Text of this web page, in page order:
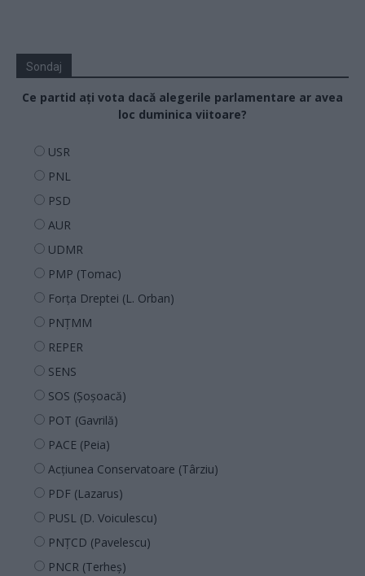
Sondaj
Ce partid ați vota dacă alegerile parlamentare ar avea
loc duminica viitoare?
USR
PNL
PSD
AUR
UDMR
PMP (Tomac)
Forța Dreptei (L. Orban)
PNȚMM
REPER
SENS
SOS (Șoșoacă)
POT (Gavrilă)
PACE (Peia)
Acțiunea Conservatoare (Târziu)
PDF (Lazarus)
PUSL (D. Voiculescu)
PNȚCD (Pavelescu)
PNCR (Terheș)